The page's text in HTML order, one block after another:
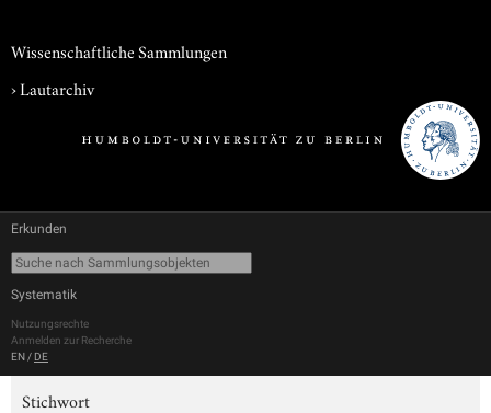
Wissenschaftliche Sammlungen
›Lautarchiv
Erkunden
Systematik
Nutzungsrechte
Anmelden zur Recherche
EN / DE
Stichwort